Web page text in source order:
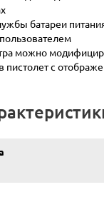
батареи
можно
пистолет с